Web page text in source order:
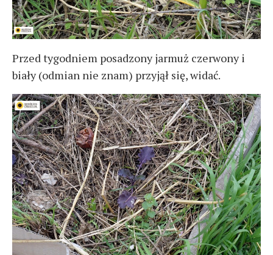
Przed tygodniem posadzony jarmuż czerwony i
biały (odmian nie znam) przyjął się, widać.